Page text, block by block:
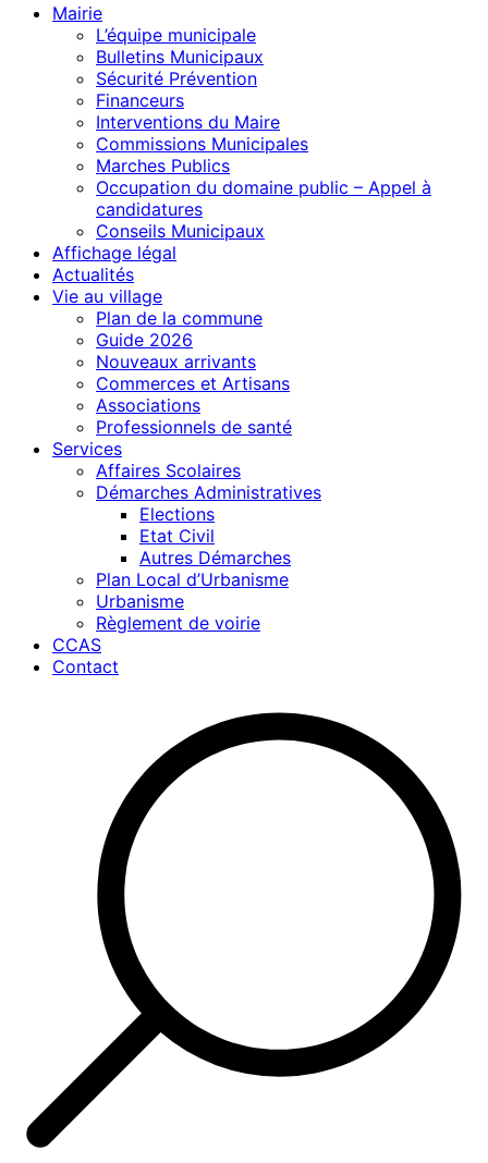
Mairie
L’équipe municipale
Bulletins Municipaux
Sécurité Prévention
Financeurs
Interventions du Maire
Commissions Municipales
Marches Publics
Occupation du domaine public – Appel à
candidatures
Conseils Municipaux
Affichage légal
Actualités
Vie au village
Plan de la commune
Guide 2026
Nouveaux arrivants
Commerces et Artisans
Associations
Professionnels de santé
Services
Affaires Scolaires
Démarches Administratives
Elections
Etat Civil
Autres Démarches
Plan Local d’Urbanisme
Urbanisme
Règlement de voirie
CCAS
Contact